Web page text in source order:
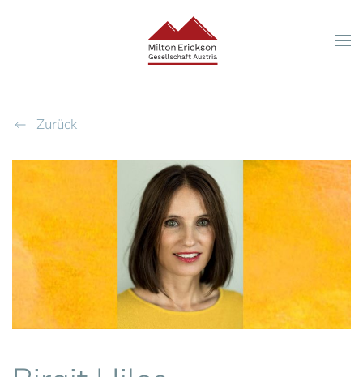
Zum Hauptinhalt springen
Zurück